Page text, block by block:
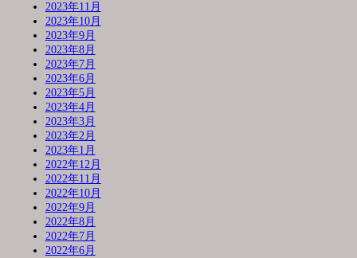
2023年11月
2023年10月
2023年9月
2023年8月
2023年7月
2023年6月
2023年5月
2023年4月
2023年3月
2023年2月
2023年1月
2022年12月
2022年11月
2022年10月
2022年9月
2022年8月
2022年7月
2022年6月